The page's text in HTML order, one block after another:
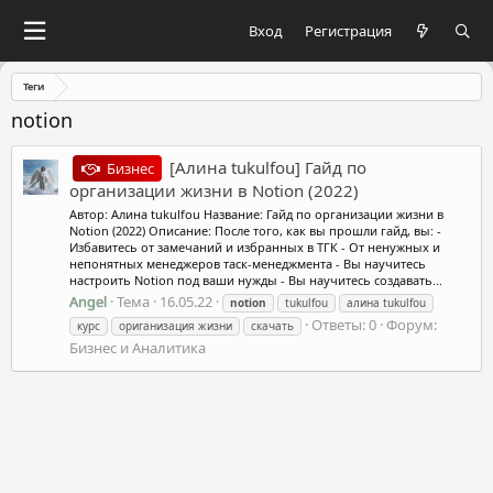
Вход Регистрация
Теги
notion
Бизнес
[Алина tukulfou] Гайд по
организации жизни в Notion (2022)
Автор: Алина tukulfou Название: Гайд по организации жизни в
Notion (2022) Описание: После того, как вы прошли гайд, вы: -
Избавитесь от замечаний и избранных в ТГК - От ненужных и
непонятных менеджеров таск-менеджмента - Вы научитесь
настроить Notion под ваши нужды - Вы научитесь создавать...
Angel Тема 16.05.22 notion tukulfou
алина tukulfou
курс
ориганизация жизни скачать Ответы: 0 Форум:
Бизнес и Аналитика